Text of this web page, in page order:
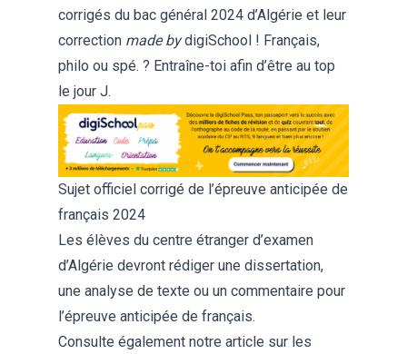
corrigés du bac général 2024 d’Algérie et leur
correction made bydigiSchool ! Français,
philo ou spé. ? Entraîne-toi afin d’être au top
le jour J.
Sujet officiel corrigé de l’épreuve anticipée de
français 2024
Les élèves du centre étranger d’examen
d’Algérie devront rédiger une dissertation,
une analyse de texte ou un commentaire pour
l’épreuve anticipée de français.
Consulte également notre article sur les